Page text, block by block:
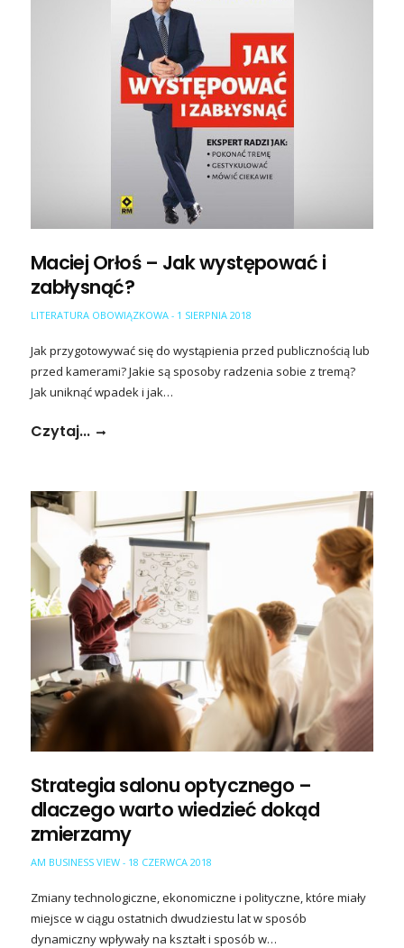
Maciej Orłoś – Jak występować i
zabłysnąć?
LITERATURA OBOWIĄZKOWA - 1 SIERPNIA 2018
Jak przygotowywać się do wystąpienia przed publicznością lub
przed kamerami? Jakie są sposoby radzenia sobie z tremą?
Jak uniknąć wpadek i jak…
Czytaj...
Strategia salonu optycznego –
dlaczego warto wiedzieć dokąd
zmierzamy
AM BUSINESS VIEW - 18 CZERWCA 2018
Zmiany technologiczne, ekonomiczne i polityczne, które miały
miejsce w ciągu ostatnich dwudziestu lat w sposób
dynamiczny wpływały na kształt i sposób w…